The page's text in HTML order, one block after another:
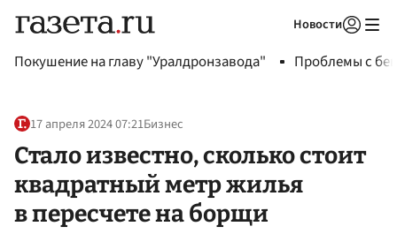
Новости
Покушение на главу "Уралдронзавода" Проблемы с
17 апреля 2024 07:21Бизнес
Стало известно, сколько стоит
квадратный метр жилья
в пересчете на борщи